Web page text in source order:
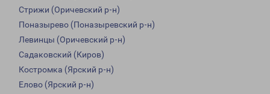
Стрижи (Оричевский р-н)
Поназырево (Поназыревский р-н)
Левинцы (Оричевский р-н)
Садаковский (Киров)
Костромка (Ярский р-н)
Елово (Ярский р-н)